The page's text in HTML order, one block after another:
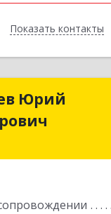
Показать контакты
Назад
Юрий
ИП